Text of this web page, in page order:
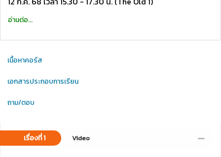
อ่านต่อ...
เนื้อหาคอร์ส
เอกสารประกอบการเรียน
ถาม/ตอบ
เรื่องที่ 1 Video